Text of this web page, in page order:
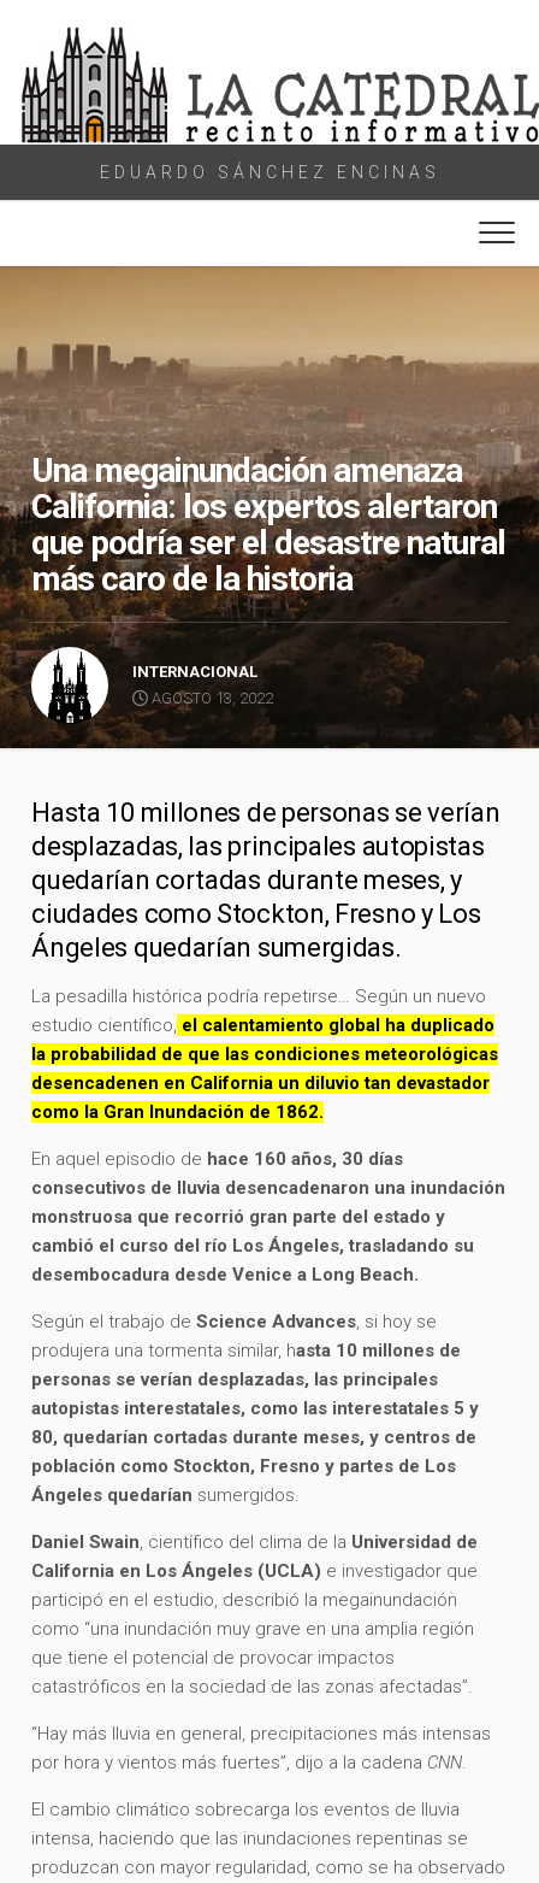
content
EDUARDO SÁNCHEZ ENCINAS
Una megainundación amenaza
California: los expertos alertaron
que podría ser el desastre natural
más caro de la historia
INTERNACIONAL
AGOSTO 13, 2022
Hasta 10 millones de personas se verían
desplazadas, las principales autopistas
quedarían cortadas durante meses, y
ciudades como Stockton, Fresno y Los
Ángeles quedarían sumergidas.
La pesadilla histórica podría repetirse… Según un nuevo
estudio científico, el calentamiento global ha duplicado
la probabilidad de que las condiciones meteorológicas
desencadenen en California un diluvio tan devastador
como la Gran Inundación de 1862.
En aquel episodio de hace 160 años, 30 días
consecutivos de lluvia desencadenaron una inundación
monstruosa que recorrió gran parte del estado y
cambió el curso del río Los Ángeles, trasladando su
desembocadura desde Venice a Long Beach.
Según el trabajo deScience Advances, si hoy se
produjera una tormenta similar, hasta 10 millones de
personas se verían desplazadas, las principales
autopistas interestatales, como las interestatales 5 y
80, quedarían cortadas durante meses, y centros de
población como Stockton, Fresno y partes de Los
Ángeles quedarían sumergidos.
Daniel Swain, científico del clima de la Universidad de
California en Los Ángeles (UCLA) e investigador que
participó en el estudio, describió la megainundación
como “una inundación muy grave en una amplia región
que tiene el potencial de provocar impactos
catastróficos en la sociedad de las zonas afectadas”.
“Hay más lluvia en general, precipitaciones más intensas
por hora y vientos más fuertes”, dijo a la cadena CNN.
El cambio climático sobrecarga los eventos de lluvia
intensa, haciendo que las inundaciones repentinas se
produzcan con mayor regularidad, como se ha observado